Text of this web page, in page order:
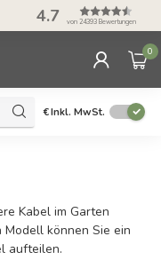
50 Tage
Möglichkeit
4.7 von 24393 Bewertungen
0
€Inkl. MwSt.
Kabel im Garten
können Sie ein
aufteilen.